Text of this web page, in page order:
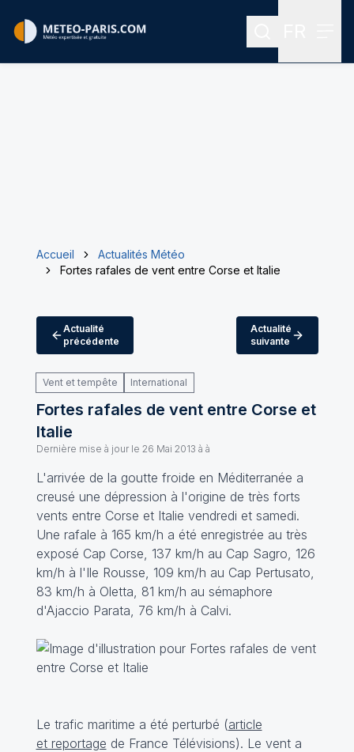
Rechercher
Accueil
Actualités Météo
Fortes rafales de vent entre Corse et Italie
Actualité
précédente
Actualité
suivante
Vent et tempête International
Fortes rafales de vent entre Corse et
Italie
Dernière mise à jour le 26 Mai 2013 à à
L'arrivée de la goutte froide en Méditerranée a
creusé une dépression à l'origine de très forts
vents entre Corse et Italie vendredi et samedi.
Une rafale à 165 km/h a été enregistrée au très
exposé Cap Corse, 137 km/h au Cap Sagro, 126
km/h à l'Ile Rousse, 109 km/h au Cap Pertusato,
83 km/h à Oletta, 81 km/h au sémaphore
d'Ajaccio Parata, 76 km/h à Calvi.
Le trafic maritime a été perturbé (article
et reportage de France Télévisions). Le vent a